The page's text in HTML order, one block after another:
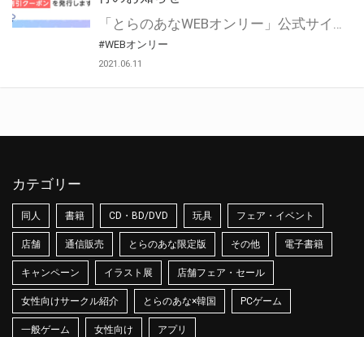
「とらのあなWEBオンリー」公式サイトでとらのあな通販の「割引クーポン」を配布中！ イベントごとに開催当日限定で使える割引クーポンのシリアルコードを発行します。 とらのあなWEBオンリーのページをチェックして、イベント当日にお得にお買い物を楽しみましょう♪ ※本キャンペーンは予告なく終了する場合がございます。 とらのあなWEBオンリーサイトはこちら
#WEBオンリー
2021.06.11
カテゴリー
同人 書籍 CD・BD/DVD 玩具 フェア・イベント
店舗 通信販売 とらのあな限定版 その他 電子書籍
キャンペーン イラスト展 店舗フェア・セール
女性向けサークル紹介 とらのあな×韓国 PCゲーム
一般ゲーム 女性向け アプリ